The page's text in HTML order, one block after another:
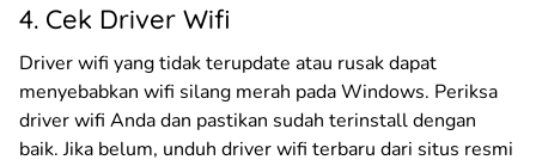
4. Cek Driver Wifi
Driver wifi yang tidak terupdate atau rusak dapat
menyebabkan wifi silang merah pada Windows. Periksa
driver wifi Anda dan pastikan sudah terinstall dengan
baik. Jika belum, unduh driver wifi terbaru dari situs resmi